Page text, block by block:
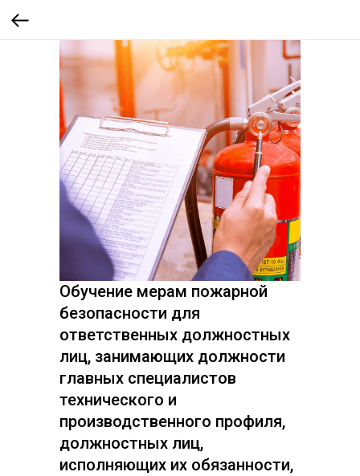
Обучение мерам пожарной
безопасности для
ответственных должностных
лиц, занимающих должности
главных специалистов
технического и
производственного профиля,
должностных лиц,
исполняющих их обязанности,